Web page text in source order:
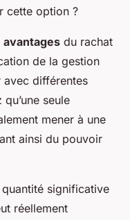
cette option ?
avantages du rachat
de la gestion
différentes
seule
mener à une
ainsi du pouvoir
significative
réellement